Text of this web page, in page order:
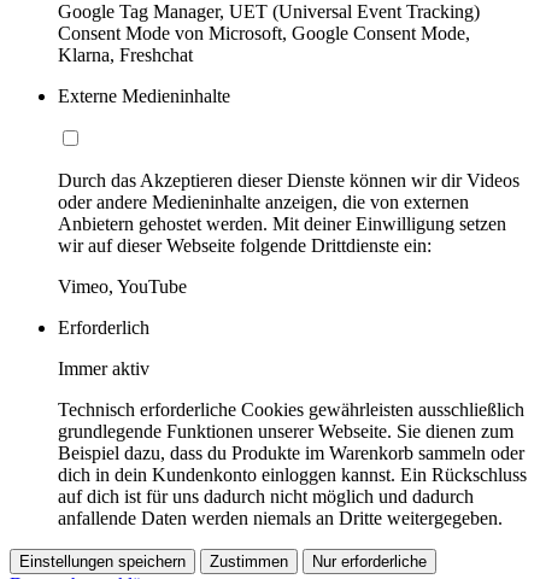
Google Tag Manager, UET (Universal Event Tracking)
Consent Mode von Microsoft, Google Consent Mode,
Klarna, Freshchat
Externe Medieninhalte
Durch das Akzeptieren dieser Dienste können wir dir Videos
oder andere Medieninhalte anzeigen, die von externen
Anbietern gehostet werden. Mit deiner Einwilligung setzen
wir auf dieser Webseite folgende Drittdienste ein:
Vimeo, YouTube
Erforderlich
Immer aktiv
Technisch erforderliche Cookies gewährleisten ausschließlich
grundlegende Funktionen unserer Webseite. Sie dienen zum
Beispiel dazu, dass du Produkte im Warenkorb sammeln oder
dich in dein Kundenkonto einloggen kannst. Ein Rückschluss
auf dich ist für uns dadurch nicht möglich und dadurch
anfallende Daten werden niemals an Dritte weitergegeben.
Einstellungen speichern Zustimmen Nur erforderliche